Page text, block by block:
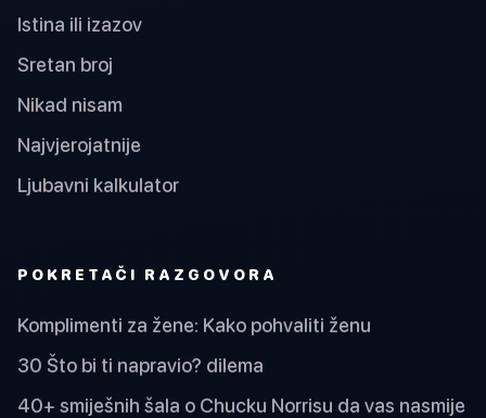
Istina ili izazov
Sretan broj
Nikad nisam
Najvjerojatnije
Ljubavni kalkulator
POKRETAČI RAZGOVORA
Komplimenti za žene: Kako pohvaliti ženu
30 Što bi ti napravio? dilema
40+ smiješnih šala o Chucku Norrisu da vas nasmije